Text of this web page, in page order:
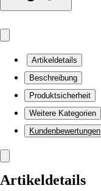
Artikeldetails
Beschreibung
Produktsicherheit
Weitere Kategorien
Kundenbewertungen
Artikeldetails